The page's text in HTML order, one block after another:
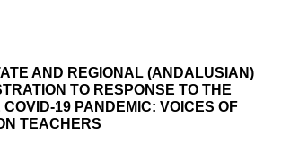
AND REGIONAL (ANDALUSIAN)
TO RESPONSE TO THE
19 PANDEMIC: VOICES OF
TEACHERS